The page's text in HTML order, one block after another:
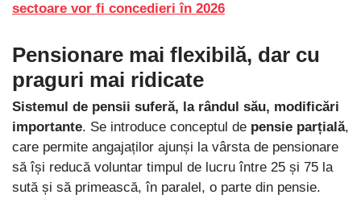
sectoare vor fi concedieri în 2026
Pensionare mai flexibilă, dar cu
praguri mai ridicate
Sistemul de pensii suferă, la rândul său, modificări
importante. Se introduce conceptul de pensie parțială,
care permite angajaților ajunși la vârsta de pensionare
să își reducă voluntar timpul de lucru între 25 și 75 la
sută și să primească, în paralel, o parte din pensie.